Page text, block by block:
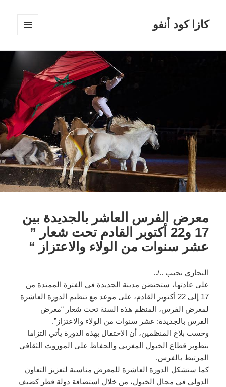
كازا كود أنفو
معرض الفرس العاشر بالجديدة بين
17 و22 أكتوبر القادم تحت شعار ”
عشر سنوات من الولاء والاعتزاز “
النجاري نجيب ../..
على عادتها، ستحتضن مدينة الجديدة في الفترة الممتدة من
17 إلى 22 أكتوبر القادم، على موعد مع تنظيم الدورة العاشرة
لمعرض الفرس، المنظم هذه السنة تحت شعار “معرض
الفرس بالجديدة: عشر سنوات من الولاء والاعتزاز”.
وحسب بلاغ المنظمين، أن الاحتفال بهذه الدورة يأتي التزاما
بتطوير قطاع الخيول المغربي والحفاظ على الموروث الثقافي
المرتبط بالفرس.
كما ستشكل الدورة العاشرة للمعرض مناسبة لتعزيز التعاون
الدولي في مجال الخيول، من خلال استضافة دولة قطر كضيف